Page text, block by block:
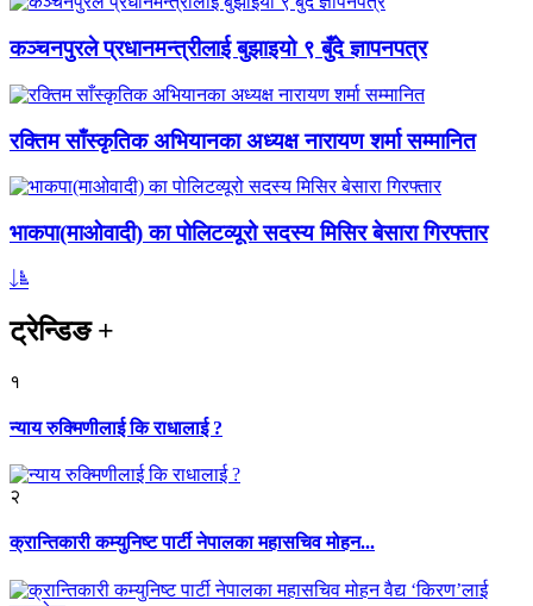
कञ्चनपुरले प्रधानमन्त्रीलाई बुझाइयो ९ बुँदे ज्ञापनपत्र
रक्तिम साँस्कृतिक अभियानका अध्यक्ष नारायण शर्मा सम्मानित
भाकपा(माओवादी) का पोलिटव्यूरो सदस्य मिसिर बेसारा गिरफ्तार
ट्रेन्डिङ+
१
न्याय रुक्मिणीलाई कि राधालाई ?
२
क्रान्तिकारी कम्युनिष्ट पार्टी नेपालका महासचिव मोहन...